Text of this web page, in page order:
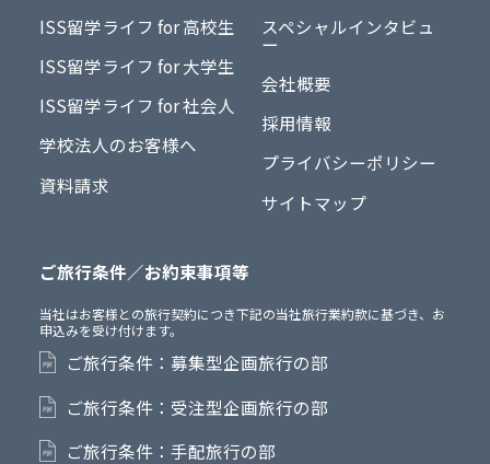
ISS留学ライフ for 高校生
ISS留学ライフ for 大学生
ISS留学ライフ for 社会人
学校法人のお客様へ
資料請求
スペシャルインタビュ
ー
会社概要
採用情報
プライバシーポリシー
サイトマップ
ご旅行条件／お約束事項等
当社はお客様との旅行契約につき下記の当社旅行業約款に基づき、お
申込みを受け付けます。
ご旅行条件：募集型企画旅行の部
ご旅行条件：受注型企画旅行の部
ご旅行条件：手配旅行の部